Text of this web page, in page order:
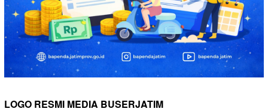
LOGO RESMI MEDIA BUSERJATIM